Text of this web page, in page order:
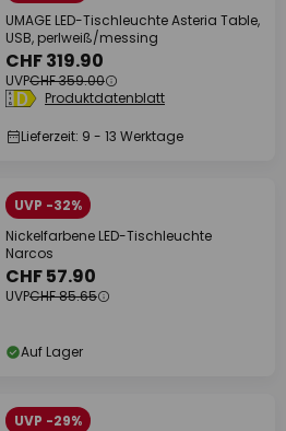
UMAGE LED-Tischleuchte Asteria Table,
USB, perlweiß/messing
CHF 319.90
UVPCHF 359.00
Produktdatenblatt
Lieferzeit: 9 - 13 Werktage
UVP -32%
Nickelfarbene LED-Tischleuchte
Narcos
CHF 57.90
UVPCHF 85.65
Auf Lager
UVP -29%